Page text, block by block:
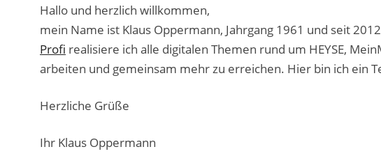
Hallo und herzlich willkommen,
mein Name ist Klaus Oppermann, Jahrgang 1961 und seit
Profi realisiere ich alle digitalen Themen rund um HEYSE,
arbeiten und gemeinsam mehr zu erreichen. Hier bin ich ein
Herzliche Grüße
Ihr Klaus Oppermann